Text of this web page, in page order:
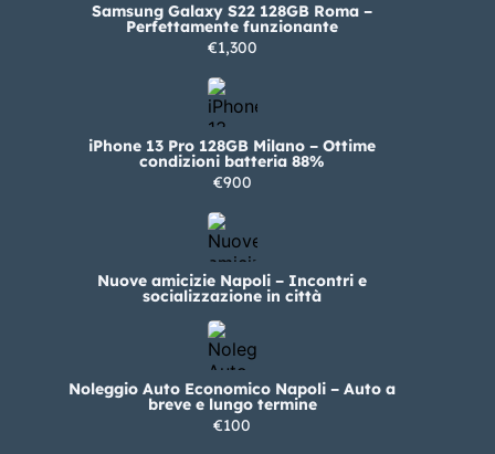
Samsung Galaxy S22 128GB Roma –
Perfettamente funzionante
€1,300
iPhone 13 Pro 128GB Milano – Ottime
condizioni batteria 88%
€900
Nuove amicizie Napoli – Incontri e
socializzazione in città
Noleggio Auto Economico Napoli – Auto a
breve e lungo termine
€100